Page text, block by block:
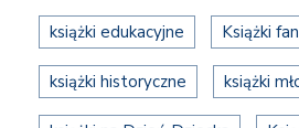
książki edukacyjne Książki
książki historyczne książki